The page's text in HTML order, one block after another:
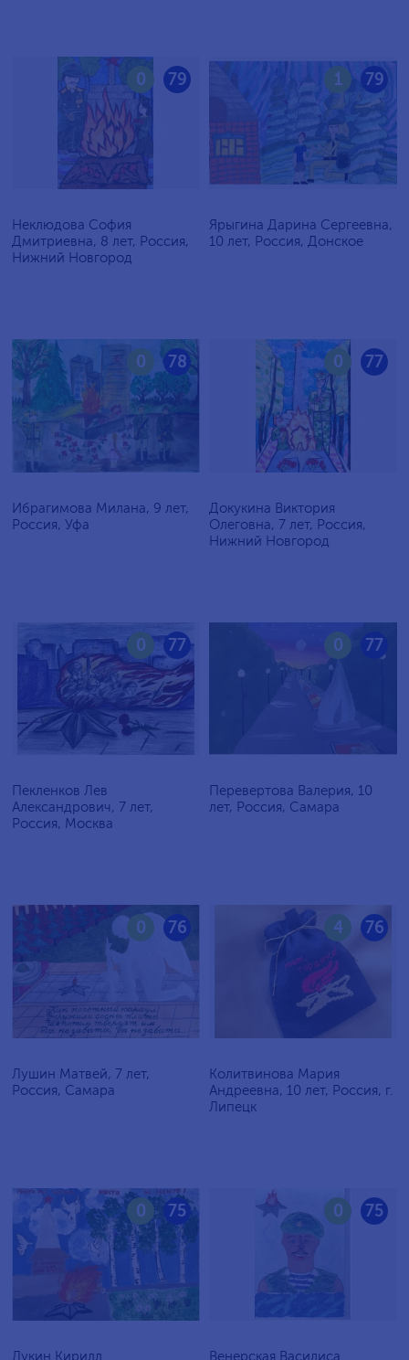
79
0
Неклюдова София
Дмитриевна, 8 лет, Россия,
Нижний Новгород
79
1
Ярыгина Дарина Сергеевна,
10 лет, Россия, Донское
78
0
Ибрагимова Милана, 9 лет,
Россия, Уфа
77
0
Докукина Виктория
Олеговна, 7 лет, Россия,
Нижний Новгород
77
0
Пекленков Лев
Александрович, 7 лет,
Россия, Москва
77
0
Перевертова Валерия, 10
лет, Россия, Самара
76
0
Лушин Матвей, 7 лет,
Россия, Самара
76
4
Колитвинова Мария
Андреевна, 10 лет, Россия, г.
Липецк
75
0
Лукин Кирилл
75
0
Венерская Василиса